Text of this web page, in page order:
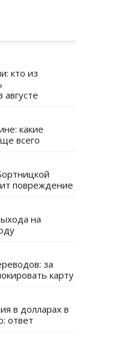
кто из
какие
всего
повреждение
на
за
карту
в долларах в
ответ